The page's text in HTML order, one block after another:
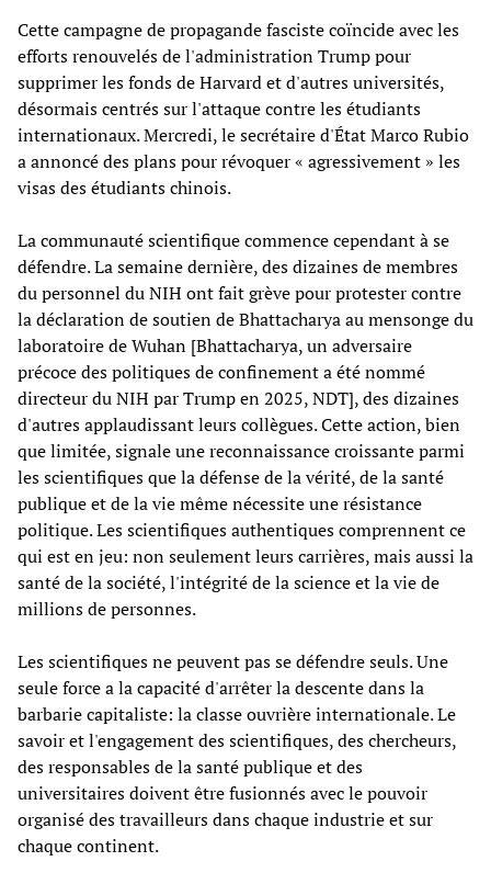
Cette campagne de propagande fasciste coïncide avec les
efforts renouvelés de l'administration Trump pour
supprimer les fonds de Harvard et d'autres universités,
désormais centrés sur l'attaque contre les étudiants
internationaux. Mercredi, le secrétaire d'État Marco Rubio
a annoncé des plans pour révoquer « agressivement » les
visas des étudiants chinois.
La communauté scientifique commence cependant à se
défendre. La semaine dernière, des dizaines de membres
du personnel du NIH ont fait grève pour protester contre
la déclaration de soutien de Bhattacharya au mensonge du
laboratoire de Wuhan [Bhattacharya, un adversaire
précoce des politiques de confinement a été nommé
directeur du NIH par Trump en 2025, NDT], des dizaines
d'autres applaudissant leurs collègues. Cette action, bien
que limitée, signale une reconnaissance croissante parmi
les scientifiques que la défense de la vérité, de la santé
publique et de la vie même nécessite une résistance
politique. Les scientifiques authentiques comprennent ce
qui est en jeu: non seulement leurs carrières, mais aussi la
santé de la société, l'intégrité de la science et la vie de
millions de personnes.
Les scientifiques ne peuvent pas se défendre seuls. Une
seule force a la capacité d'arrêter la descente dans la
barbarie capitaliste: la classe ouvrière internationale. Le
savoir et l'engagement des scientifiques, des chercheurs,
des responsables de la santé publique et des
universitaires doivent être fusionnés avec le pouvoir
organisé des travailleurs dans chaque industrie et sur
chaque continent.